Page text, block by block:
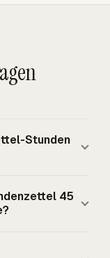
Stunden
nicht frei ist,
45